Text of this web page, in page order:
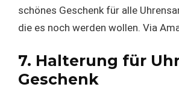
schönes Geschenk für alle
die es noch werden wollen. Via
7. Halterung für
Geschenk